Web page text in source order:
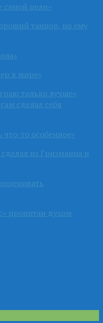
самой цели»
танцор, но ему
в мире»
только лучше»
сделал себя
то особенное»
из Гризманна и
пропитан духом